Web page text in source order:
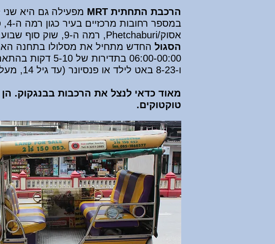
הרכבת התחתית MRT
מפעילה גם היא שני
אסוק/Phetchaburi, רמה ה-9, שוק סוף שבוע, תחנת האוטובוסים הצפונית ומסיים את דרכו בתחנת Tao Poon. הקו
הסגול החדש מתחיל את מסלולו בתחנה
06:00-00:00 בתדירות של 5-10 דקות בהתאם לעומס.
ו-8-23 באט לילד או פנסיונר (עד גיל 14, מעל גיל 60), בהתאם למרחק.
מאוד כדאי לנצל את הרכבות בבנגקוק. הן
טוקטוקים.